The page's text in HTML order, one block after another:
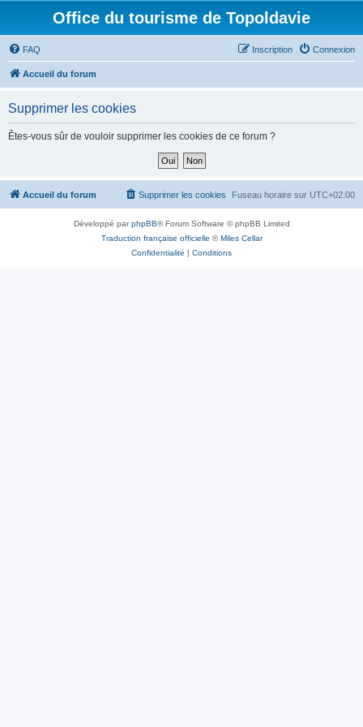
Office du tourisme de Topoldavie
FAQ Connexion
Inscription
Accueil du forum
Supprimer les cookies
Êtes-vous sûr de vouloir supprimer les cookies de ce forum ?
Accueil du forum Fuseau horaire sur UTC+02:00
Supprimer les cookies
Développé parphpBB® Forum Software © phpBB Limited
Traduction française officielle ©Miles Cellar
Confidentialité | Conditions